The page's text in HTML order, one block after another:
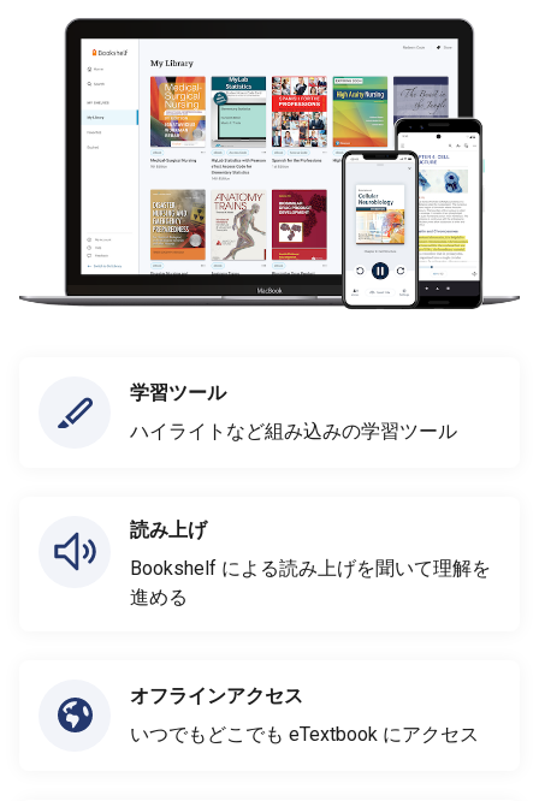
学習ツール
ハイライトなど組み込みの学習ツール
読み上げ
Bookshelf による読み上げを聞いて理解を
進める
オフラインアクセス
いつでもどこでも eTextbook にアクセス